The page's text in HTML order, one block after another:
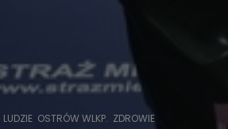
LUDZIE OSTRÓW WLKP. ZDROWIE